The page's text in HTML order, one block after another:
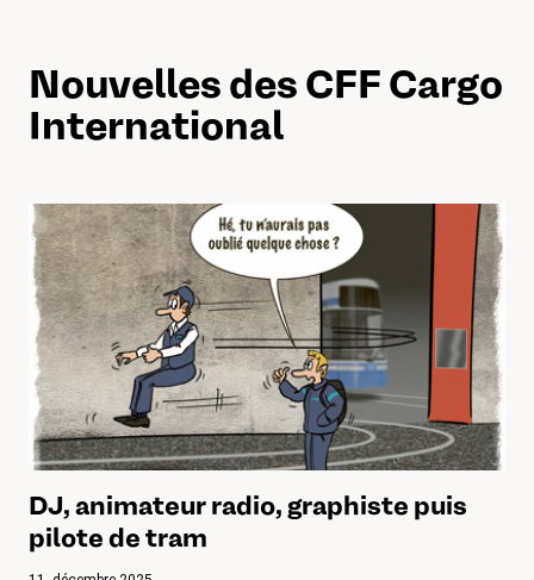
Nouvelles des CFF Cargo
International
DJ, animateur radio, graphiste puis
pilote de tram